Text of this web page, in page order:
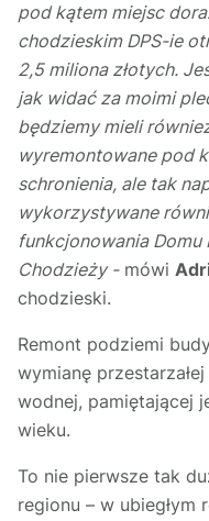
pod kątem miejsc
chodzieskim DPS-ie
2,5 miliona złotych.
jak widać za moimi
będziemy mieli
wyremontowane pod
schronienia, ale tak
wykorzystywane
funkcjonowania Domu
Chodzieży -mówi
chodzieski.
Remont podziemi
wymianę
wodnej, pamiętającej
wieku.
To nie pierwsze tak
regionu – w